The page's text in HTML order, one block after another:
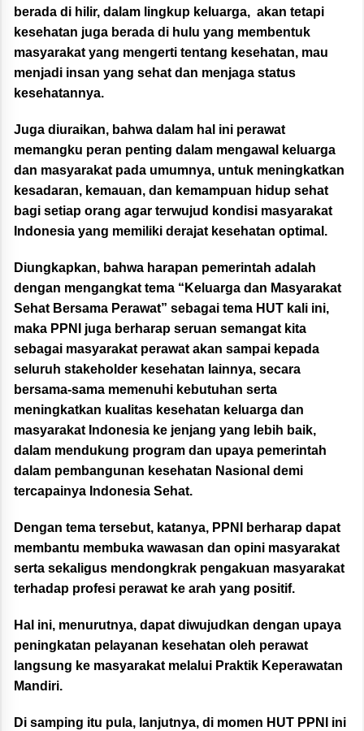
berada di hilir, dalam lingkup keluarga, akan tetapi
kesehatan juga berada di hulu yang membentuk
masyarakat yang mengerti tentang kesehatan, mau
menjadi insan yang sehat dan menjaga status
kesehatannya.
Juga diuraikan, bahwa dalam hal ini perawat
memangku peran penting dalam mengawal keluarga
dan masyarakat pada umumnya, untuk meningkatkan
kesadaran, kemauan, dan kemampuan hidup sehat
bagi setiap orang agar terwujud kondisi masyarakat
Indonesia yang memiliki derajat kesehatan optimal.
Diungkapkan, bahwa harapan pemerintah adalah
dengan mengangkat tema “Keluarga dan Masyarakat
Sehat Bersama Perawat” sebagai tema HUT kali ini,
maka PPNI juga berharap seruan semangat kita
sebagai masyarakat perawat akan sampai kepada
seluruh stakeholder kesehatan Iainnya, secara
bersama-sama memenuhi kebutuhan serta
meningkatkan kualitas kesehatan keluarga dan
masyarakat Indonesia ke jenjang yang lebih baik,
dalam mendukung program dan upaya pemerintah
dalam pembangunan kesehatan Nasional demi
tercapainya Indonesia Sehat.
Dengan tema tersebut, katanya, PPNI berharap dapat
membantu membuka wawasan dan opini masyarakat
serta sekaligus mendongkrak pengakuan masyarakat
terhadap profesi perawat ke arah yang positif.
Hal ini, menurutnya, dapat diwujudkan dengan upaya
peningkatan pelayanan kesehatan oleh perawat
langsung ke masyarakat melalui Praktik Keperawatan
Mandiri.
Di samping itu pula, lanjutnya, di momen HUT PPNI ini